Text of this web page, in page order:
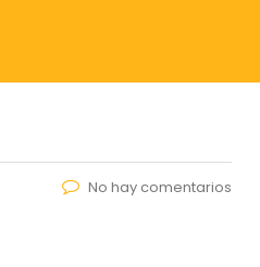
No hay comentarios